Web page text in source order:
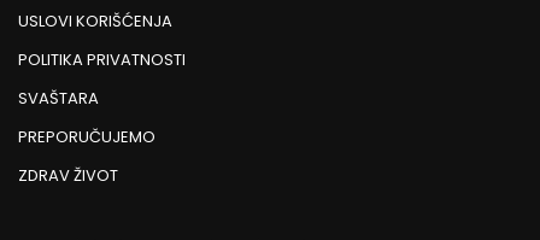
USLOVI KORIŠĆENJA
POLITIKA PRIVATNOSTI
SVAŠTARA
PREPORUČUJEMO
ZDRAV ŽIVOT